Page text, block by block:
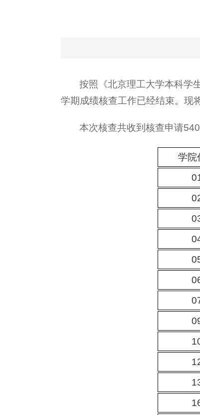
按照《北京理工大学本科学
学期成绩核查工作已经结束。现
本次核查共收到核查申请
学院